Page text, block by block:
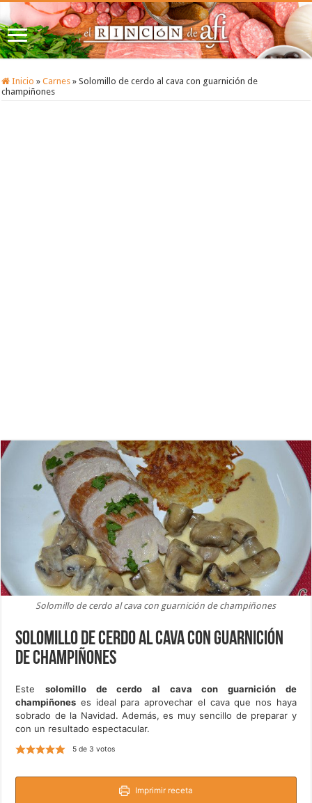
Inicio » Carnes » Solomillo de cerdo al cava con guarnición de
champiñones
Solomillo de cerdo al cava con guarnición de champiñones
Solomillo de cerdo al cava con guarnición
de champiñones
Este solomillo de cerdo al cava con guarnición de
champiñones es ideal para aprovechar el cava que nos haya
sobrado de la Navidad. Además, es muy sencillo de preparar y
con un resultado espectacular.
5de 3 votos
Imprimir receta